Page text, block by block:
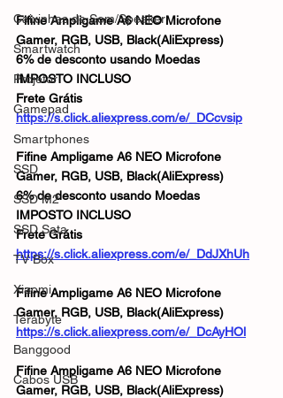
Caixinhas de Som/Speaker
Smartwatch
Projetor
Gamepad
Smartphones
SSD
SSD M2
SSD Sata
TV Box
Xiaomi
Terabyte
Banggood
Cabos USB
Fifine Ampligame A6 NEO Microfone
Gamer, RGB, USB, Black(AliExpress)
6% de desconto usando Moedas
IMPOSTO INCLUSO
Frete Grátis
https://s.click.aliexpress.com/e/_DCcvsip
Fifine Ampligame A6 NEO Microfone
Gamer, RGB, USB, Black(AliExpress)
6% de desconto usando Moedas
IMPOSTO INCLUSO
Frete Grátis
https://s.click.aliexpress.com/e/_DdJXhUh
Fifine Ampligame A6 NEO Microfone
Gamer, RGB, USB, Black(AliExpress)
https://s.click.aliexpress.com/e/_DcAyHOl
Fifine Ampligame A6 NEO Microfone
Gamer, RGB, USB, Black(AliExpress)